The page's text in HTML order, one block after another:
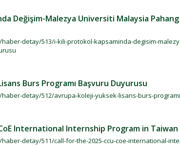
Değişim-Malezya Universiti Malaysia
detay/513/i-kili-protokol-kapsaminda-degisim-
Burs Programı Başvuru Duyurusu
detay/512/avrupa-koleji-yuksek-lisans-burs-
International Internship Program in Taiwan
detay/511/call-for-the-2025-ccu-coe-international-